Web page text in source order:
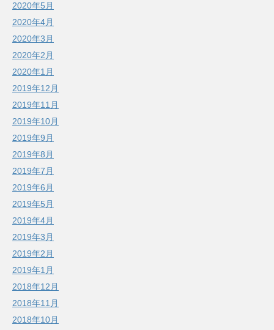
2020年5月
2020年4月
2020年3月
2020年2月
2020年1月
2019年12月
2019年11月
2019年10月
2019年9月
2019年8月
2019年7月
2019年6月
2019年5月
2019年4月
2019年3月
2019年2月
2019年1月
2018年12月
2018年11月
2018年10月